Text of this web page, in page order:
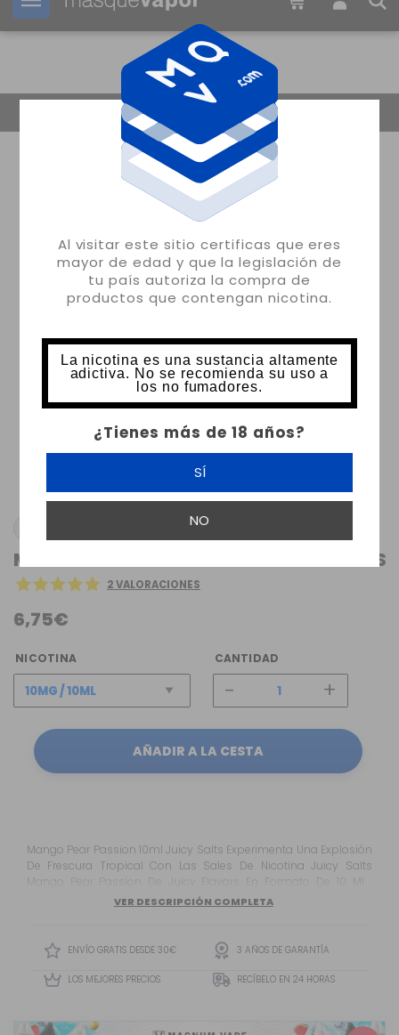
Al visitar este sitio certificas que eres
mayor de edad y que la legislación de
tu país autoriza la compra de
productos que contengan nicotina.
La nicotina es una sustancia altamente
adictiva. No se recomienda su uso a
los no fumadores.
¿Tienes más de 18 años?
SÍ
NO
Tu pedido puede ser enviado en 59m:
MANGO PEAR PASSION 10ML JUICY SALTS
2 VALORACIONES
6,75€
NICOTINA CANTIDAD
- +
AÑADIR A LA CESTA
Mango Pear Passion 10ml Juicy Salts Experimenta Una Explosión
De Frescura Tropical Con Las Sales De Nicotina Juicy Salts
Mango Pear Passion De Juicy Flavors En Formato De 10 Ml .
Sumérgete En La Armonía De Sabores Exquisitos Mientras El
VER DESCRIPCIÓN COMPLETA
ENVÍO GRATIS DESDE 30€ 3 AÑOS DE GARANTÍA
LOS MEJORES PRECIOS RECÍBELO EN 24 HORAS